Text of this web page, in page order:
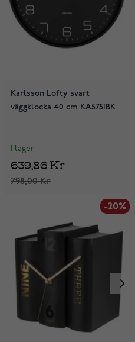
Karlsson Lofty svart
väggklocka 40 cm KA5751BK
I lager
798,00 Kr
639,86 Kr
-20%